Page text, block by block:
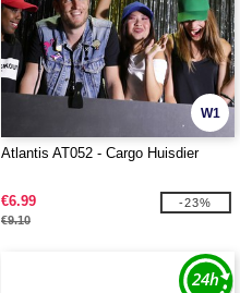
W1
Atlantis AT052 - Cargo Huisdier
€6.99
€9.10
-23%